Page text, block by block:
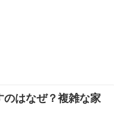
のはなぜ？複雑な家